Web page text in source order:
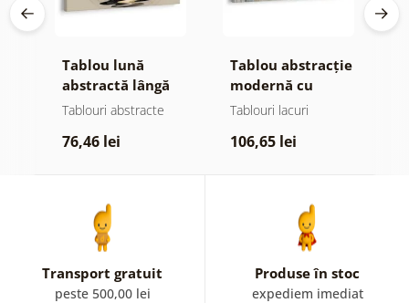
Tablou lună
abstractă lângă
apă
Tablouri abstracte
76,46 lei
Tablou abstracție
modernă cu
natură
Tablouri lacuri
106,65 lei
Transport gratuit
peste 500,00 lei
Produse în stoc
expediem imediat